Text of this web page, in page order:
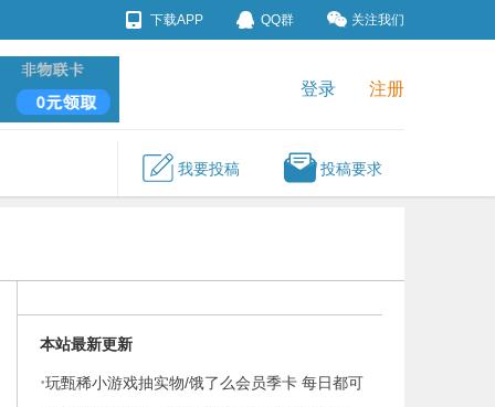
下载APP QQ群 关注我们
登录 注册
我要投稿 投稿要求
本站最新更新
·玩甄稀小游戏抽实物/饿了么会员季卡 每日都可